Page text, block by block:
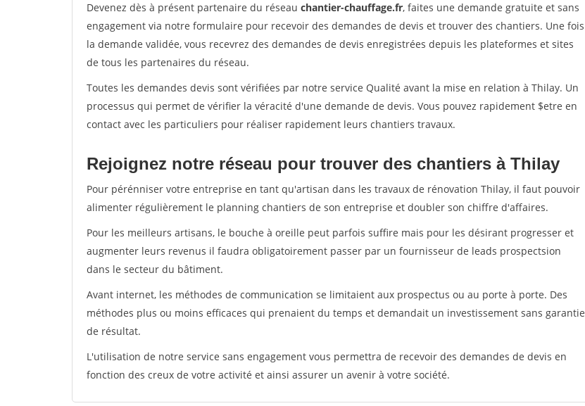
Devenez dès à présent partenaire du réseau chantier-chauffage.fr, faites une demande gratuite et sans
engagement via notre formulaire pour recevoir des demandes de devis et trouver des chantiers. Une fois
la demande validée, vous recevrez des demandes de devis enregistrées depuis les plateformes et sites
de tous les partenaires du réseau.
Toutes les demandes devis sont vérifiées par notre service Qualité avant la mise en relation à Thilay. Un
processus qui permet de vérifier la véracité d'une demande de devis. Vous pouvez rapidement $etre en
contact avec les particuliers pour réaliser rapidement leurs chantiers travaux.
Rejoignez notre réseau pour trouver des chantiers à Thilay
Pour pérénniser votre entreprise en tant qu'artisan dans les travaux de rénovation Thilay, il faut pouvoir
alimenter régulièrement le planning chantiers de son entreprise et doubler son chiffre d'affaires.
Pour les meilleurs artisans, le bouche à oreille peut parfois suffire mais pour les désirant progresser et
augmenter leurs revenus il faudra obligatoirement passer par un fournisseur de leads prospectsion
dans le secteur du bâtiment.
Avant internet, les méthodes de communication se limitaient aux prospectus ou au porte à porte. Des
méthodes plus ou moins efficaces qui prenaient du temps et demandait un investissement sans garantie
de résultat.
L'utilisation de notre service sans engagement vous permettra de recevoir des demandes de devis en
fonction des creux de votre activité et ainsi assurer un avenir à votre société.